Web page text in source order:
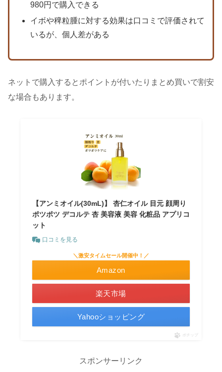
980円で購入できる
イボや稗粒腫に対する効果は口コミで評価されて
いるが、個人差がある
ネットで購入するとポイントが付いたりまとめ買いで割安
な場合もあります。
【アンミオイル(30mL)】 杏仁オイル 目元 顔周り
ポツポツ デコルテ 杏 美容液 美容 化粧品 アプリコ
ット
口コミを見る
＼激安タイムセール開催中！／
Amazon
楽天市場
Yahooショッピング
ポチップ
スポンサーリンク